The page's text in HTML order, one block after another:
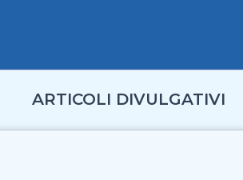
ARTICOLI DIVULGATIVI